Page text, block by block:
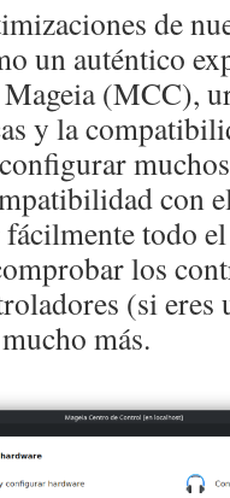
de
un auténtico
(MCC),
y la
con
todo
los
(si eres
más.